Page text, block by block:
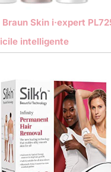
Braun Skin i·expert
intelligente